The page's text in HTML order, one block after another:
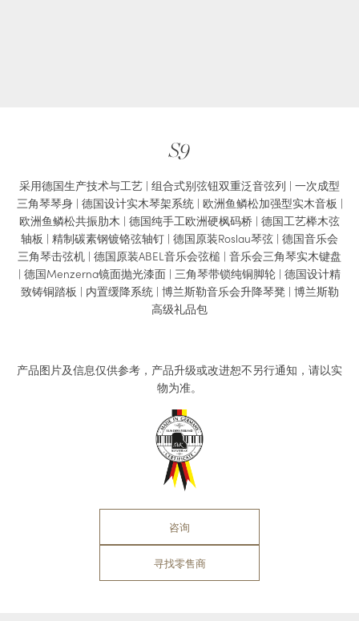
S9
采用德国生产技术与工艺 | 组合式别弦钮双重泛音弦列 | 一次成型
三角琴琴身 | 德国设计实木琴架系统 | 欧洲鱼鳞松加强型实木音板 |
欧洲鱼鳞松共振肋木 | 德国纯手工欧洲硬枫码桥 | 德国工艺榉木弦
轴板 | 精制碳素钢镀铬弦轴钉 | 德国原装Roslau琴弦 | 德国音乐会
三角琴击弦机 | 德国原装ABEL音乐会弦槌 | 音乐会三角琴实木键盘
| 德国Menzerna镜面抛光漆面 | 三角琴带锁纯铜脚轮 | 德国设计精
致铸铜踏板 | 内置缓降系统 | 博兰斯勒音乐会升降琴凳 | 博兰斯勒
高级礼品包
产品图片及信息仅供参考，产品升级或改进恕不另行通知，请以实
物为准。
咨询
寻找零售商